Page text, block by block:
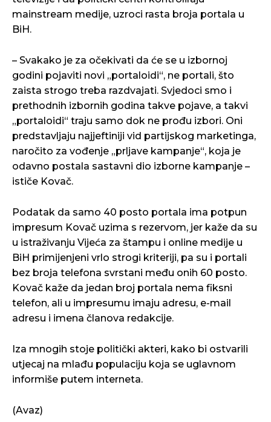
mainstream medije, uzroci rasta broja portala u
BiH.
– Svakako je za očekivati da će se u izbornoj
godini pojaviti novi „portaloidi“, ne portali, što
zaista strogo treba razdvajati. Svjedoci smo i
prethodnih izbornih godina takve pojave, a takvi
„portaloidi“ traju samo dok ne prođu izbori. Oni
predstavljaju najjeftiniji vid partijskog marketinga,
naročito za vođenje „prljave kampanje“, koja je
odavno postala sastavni dio izborne kampanje –
ističe Kovač.
Podatak da samo 40 posto portala ima potpun
impresum Kovač uzima s rezervom, jer kaže da su
u istraživanju Vijeća za štampu i online medije u
BiH primijenjeni vrlo strogi kriteriji, pa su i portali
bez broja telefona svrstani među onih 60 posto.
Kovač kaže da jedan broj portala nema fiksni
telefon, ali u impresumu imaju adresu, e-mail
adresu i imena članova redakcije.
Iza mnogih stoje politički akteri, kako bi ostvarili
utjecaj na mlađu populaciju koja se uglavnom
informiše putem interneta.
(Avaz)